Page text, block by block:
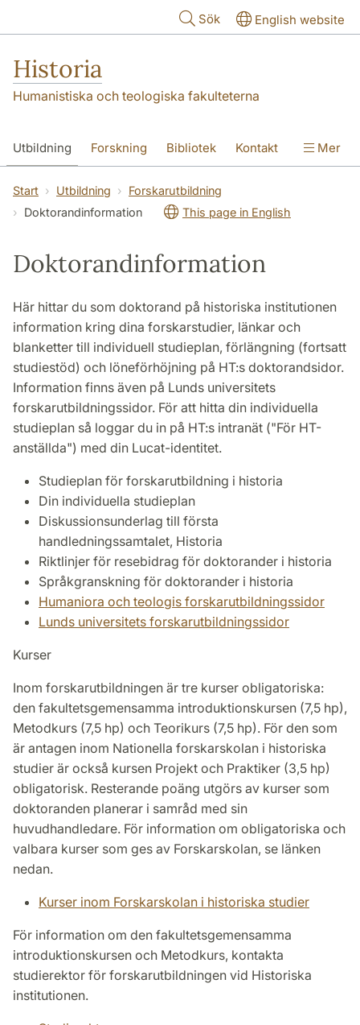
Sök English website
Historia
Humanistiska och teologiska fakulteterna
Utbildning Forskning Bibliotek Kontakt
Om oss
Mer
Start Utbildning
Forskarutbildning
Doktorandinformation
This page in English
Doktorandinformation
Här hittar du som doktorand på historiska institutionen
information kring dina forskarstudier, länkar och
blanketter till individuell studieplan, förlängning (fortsatt
studiestöd) och löneförhöjning på HT:s doktorandsidor.
Information finns även på Lunds universitets
forskarutbildningssidor. För att hitta din individuella
studieplan så loggar du in på HT:s intranät ("För HT-
anställda") med din Lucat-identitet.
Studieplan för forskarutbildning i historia
Din individuella studieplan
Diskussionsunderlag till första
handledningssamtalet, Historia
Riktlinjer för resebidrag för doktorander i historia
Språkgranskning för doktorander i historia
Humaniora och teologis forskarutbildningssidor
Lunds universitets forskarutbildningssidor
Kurser
Inom forskarutbildningen är tre kurser obligatoriska:
den fakultetsgemensamma introduktionskursen (7,5 hp),
Metodkurs (7,5 hp) och Teorikurs (7,5 hp). För den som
är antagen inom Nationella forskarskolan i historiska
studier är också kursen Projekt och Praktiker (3,5 hp)
obligatorisk. Resterande poäng utgörs av kurser som
doktoranden planerar i samråd med sin
huvudhandledare. För information om obligatoriska och
valbara kurser som ges av Forskarskolan, se länken
nedan.
Kurser inom Forskarskolan i historiska studier
För information om den fakultetsgemensamma
introduktionskursen och Metodkurs, kontakta
studierektor för forskarutbildningen vid Historiska
institutionen.